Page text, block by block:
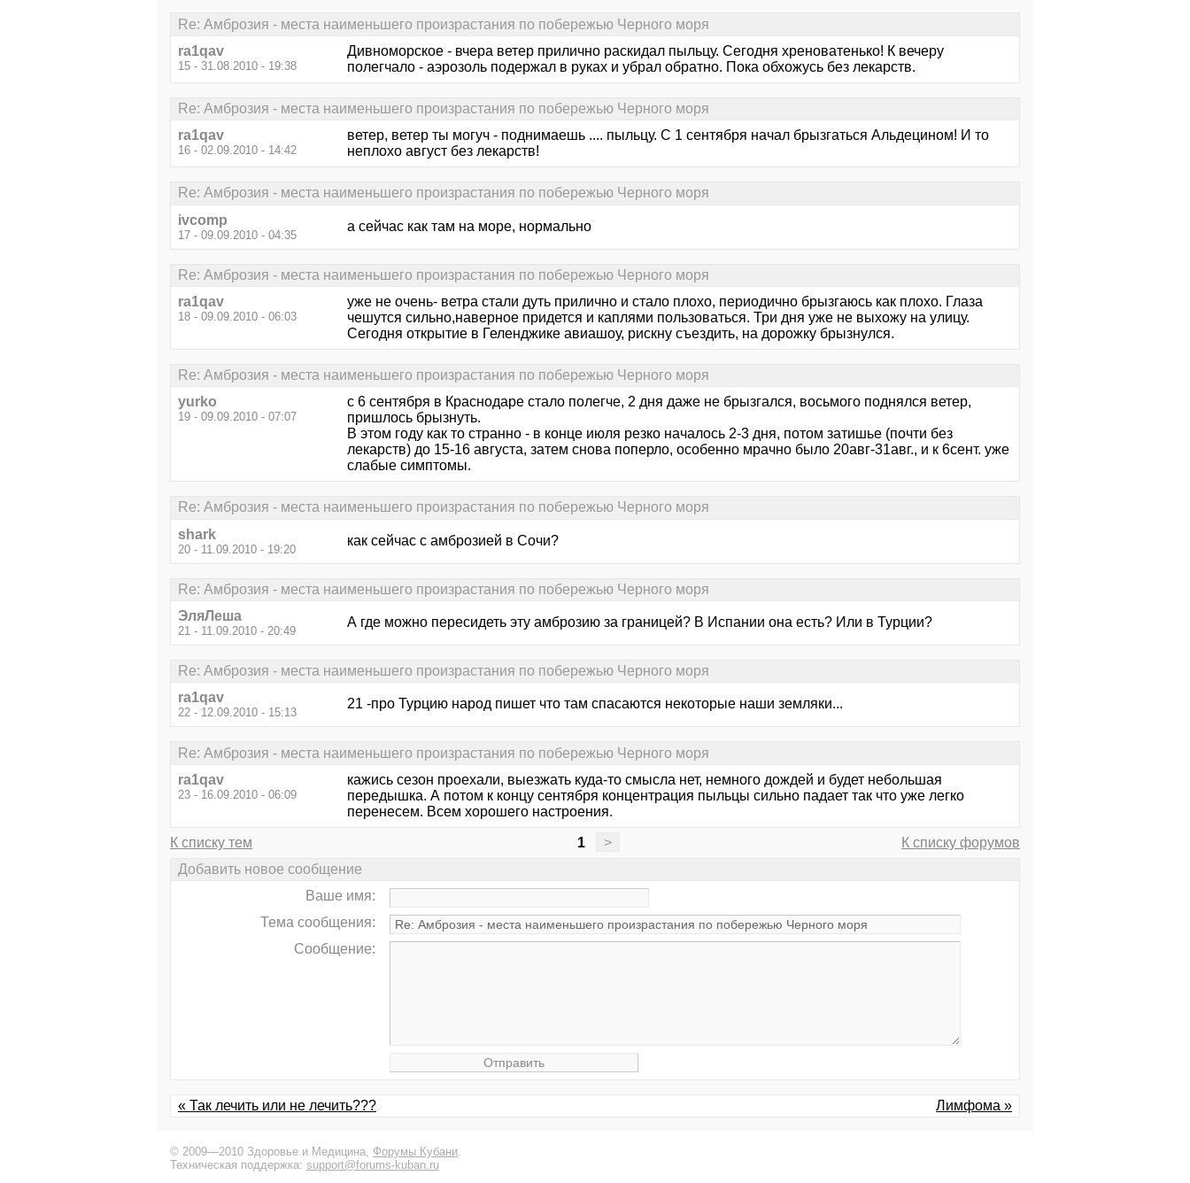
Re: Амброзия - места наименьшего произрастания по побережью Черного моря
ra1qav
15 - 31.08.2010 - 19:38
Дивноморское - вчера ветер прилично раскидал пыльцу. Сегодня хреноватенько! К вечеру
полегчало - аэрозоль подержал в руках и убрал обратно. Пока обхожусь без лекарств.
Re: Амброзия - места наименьшего произрастания по побережью Черного моря
ra1qav
16 - 02.09.2010 - 14:42
ветер, ветер ты могуч - поднимаешь .... пыльцу. С 1 сентября начал брызгаться Альдецином! И то
неплохо август без лекарств!
Re: Амброзия - места наименьшего произрастания по побережью Черного моря
ivcomp
17 - 09.09.2010 - 04:35
а сейчас как там на море, нормально
Re: Амброзия - места наименьшего произрастания по побережью Черного моря
ra1qav
18 - 09.09.2010 - 06:03
уже не очень- ветра стали дуть прилично и стало плохо, периодично брызгаюсь как плохо. Глаза
чешутся сильно,наверное придется и каплями пользоваться. Три дня уже не выхожу на улицу.
Сегодня открытие в Геленджике авиашоу, рискну съездить, на дорожку брызнулся.
Re: Амброзия - места наименьшего произрастания по побережью Черного моря
yurko
19 - 09.09.2010 - 07:07
c 6 сентября в Краснодаре стало полегче, 2 дня даже не брызгался, восьмого поднялся ветер,
пришлось брызнуть.
В этом году как то странно - в конце июля резко началось 2-3 дня, потом затишье (почти без
лекарств) до 15-16 августа, затем снова поперло, особенно мрачно было 20авг-31авг., и к 6сент. уже
слабые симптомы.
Re: Амброзия - места наименьшего произрастания по побережью Черного моря
shark
20 - 11.09.2010 - 19:20
как сейчас с амброзией в Сочи?
Re: Амброзия - места наименьшего произрастания по побережью Черного моря
ЭляЛеша
21 - 11.09.2010 - 20:49
А где можно пересидеть эту амброзию за границей? В Испании она есть? Или в Турции?
Re: Амброзия - места наименьшего произрастания по побережью Черного моря
ra1qav
22 - 12.09.2010 - 15:13
21 -про Турцию народ пишет что там спасаются некоторые наши земляки...
Re: Амброзия - места наименьшего произрастания по побережью Черного моря
ra1qav
23 - 16.09.2010 - 06:09
кажись сезон проехали, выезжать куда-то смысла нет, немного дождей и будет небольшая
передышка. А потом к концу сентября концентрация пыльцы сильно падает так что уже легко
перенесем. Всем хорошего настроения.
К списку тем 1 >
К списку форумов
Добавить новое сообщение
Ваше имя:
Тема сообщения:
Сообщение:
« Так лечить или не лечить??? Лимфома »
© 2009—2010 Здоровье и Медицина, Форумы Кубани.
Техническая поддержка: support@forums-kuban.ru